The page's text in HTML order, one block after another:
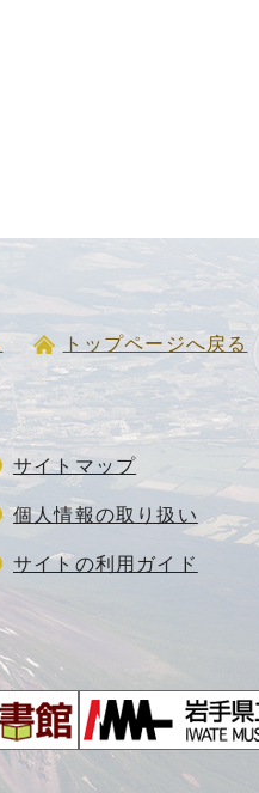
トップページへ戻る
サイトマップ
個人情報の取り扱い
サイトの利用ガイド